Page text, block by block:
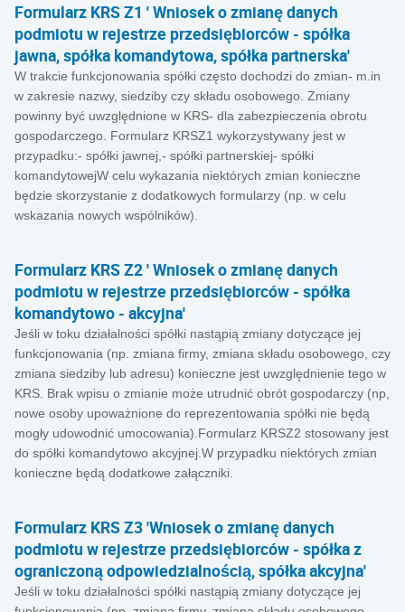
Formularz KRS Z1 ' Wniosek o zmianę danych
podmiotu w rejestrze przedsiębiorców - spółka
jawna, spółka komandytowa, spółka partnerska'
W trakcie funkcjonowania spółki często dochodzi do zmian- m.in
w zakresie nazwy, siedziby czy składu osobowego. Zmiany
powinny być uwzględnione w KRS- dla zabezpieczenia obrotu
gospodarczego. Formularz KRSZ1 wykorzystywany jest w
przypadku:- spółki jawnej,- spółki partnerskiej- spółki
komandytowejW celu wykazania niektórych zmian konieczne
będzie skorzystanie z dodatkowych formularzy (np. w celu
wskazania nowych wspólników).
Formularz KRS Z2 ' Wniosek o zmianę danych
podmiotu w rejestrze przedsiębiorców - spółka
komandytowo - akcyjna'
Jeśli w toku działalności spółki nastąpią zmiany dotyczące jej
funkcjonowania (np. zmiana firmy, zmiana składu osobowego, czy
zmiana siedziby lub adresu) konieczne jest uwzględnienie tego w
KRS. Brak wpisu o zmianie może utrudnić obrót gospodarczy (np,
nowe osoby upoważnione do reprezentowania spółki nie będą
mogły udowodnić umocowania).Formularz KRSZ2 stosowany jest
do spółki komandytowo akcyjnej.W przypadku niektórych zmian
konieczne będą dodatkowe załączniki.
Formularz KRS Z3 'Wniosek o zmianę danych
podmiotu w rejestrze przedsiębiorców - spółka z
ograniczoną odpowiedzialnością, spółka akcyjna'
Jeśli w toku działalności spółki nastąpią zmiany dotyczące jej